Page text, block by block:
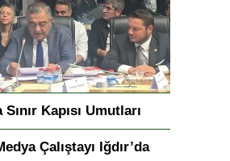
Sınır Kapısı Umutları
Çalıştayı Iğdır’da